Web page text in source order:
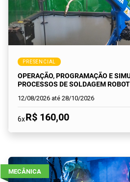
PRESENCIAL
OPERAÇÃO, PROGRAMAÇÃO E
PROCESSOS DE SOLDAGEM
12/08/2026 até 28/10/2026
6xR$ 160,00
MECÂNICA